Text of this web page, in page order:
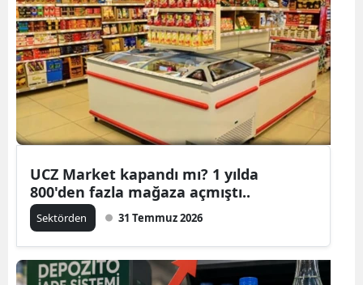
UCZ Market kapandı mı? 1 yılda
800'den fazla mağaza açmıştı..
Sektörden 31 Temmuz 2026